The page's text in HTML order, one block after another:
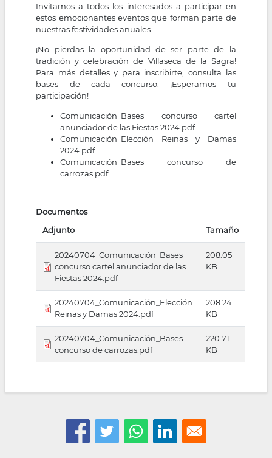
Invitamos a todos los interesados a participar en
estos emocionantes eventos que forman parte de
nuestras festividades anuales.
¡No pierdas la oportunidad de ser parte de la
tradición y celebración de Villaseca de la Sagra!
Para más detalles y para inscribirte, consulta las
bases de cada concurso. ¡Esperamos tu
participación!
Comunicación_Bases concurso cartel
anunciador de las Fiestas 2024.pdf
Comunicación_Elección Reinas y Damas
2024.pdf
Comunicación_Bases concurso de
carrozas.pdf
Documentos
Adjunto
Tamaño
20240704_Comunicación_Bases
concurso cartel anunciador de las
Fiestas 2024.pdf
208.05
KB
20240704_Comunicación_Elección
Reinas y Damas 2024.pdf
208.24
KB
20240704_Comunicación_Bases
concurso de carrozas.pdf
220.71
KB